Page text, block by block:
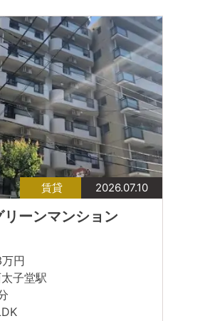
賃貸 2026.07.10
リーンマンション
円
子堂駅